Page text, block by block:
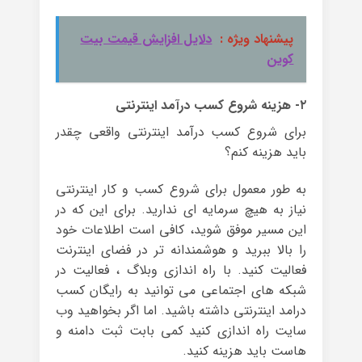
پیشنهاد ویژه : دلایل افزایش قیمت بیت
کوین
۲- هزینه شروع کسب درآمد اینترنتی
برای شروع کسب درآمد اینترنتی واقعی چقدر
باید هزینه کنم؟
به طور معمول برای شروع کسب و کار اینترنتی
نیاز به هیچ سرمایه ای ندارید. برای این که در
این مسیر موفق شوید، کافی است اطلاعات خود
را بالا ببرید و هوشمندانه تر در فضای اینترنت
فعالیت کنید. با راه اندازی وبلاگ ، فعالیت در
شبکه های اجتماعی می توانید به رایگان کسب
درامد اینترنتی داشته باشید. اما اگر بخواهید وب
سایت راه اندازی کنید کمی بابت ثبت دامنه و
هاست باید هزینه کنید.